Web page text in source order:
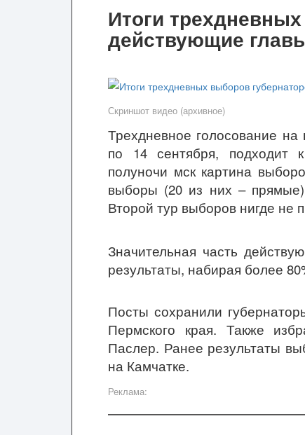
Итоги
действующие
Скриншот видео (архивное)
Трехдневное голосование
по 14 сентября, подходит
полуночи мск картина
выборы (20 из них –
Второй тур выборов нигде не
Значительная часть
результаты, набирая более
Посты сохранили
Пермского края. Также
Паслер. Ранее результаты
на Камчатке.
Реклама: